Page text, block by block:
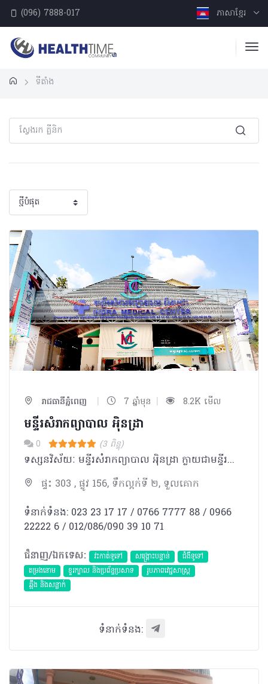
(096) 7888-017 ភាសាខ្មែរ
ទីតាំង
រាជធានីភ្នំពេញ | 7 ឆ្នាំមុន | 8.2K មើល
មន្ទីរសំរាកព្យាបាល អុិនដ្រា
0 (3 ពិន្ទុ)
ទស្សនវិស័យៈ មន្ទីរសំរាកព្យាបាល អុិនដ្រា ក្លាយជាមន្ទីរពេទ្យ ជំរើសដ៏ល្អបំផុត ប្រកបដោយទំនុកចិត្ត សំរាប់ប្រជាជនកម្ពុជា និងជនបរទេស។ បេសកកម្មៈ មន្ទីរសំរាកព្យាបាល អុិនដ្រា ខិតខំប្រឹងប្រែងដើម្បីផ្ដល់នូវ ការថែទាំនិងការព្យាបាល ដែលមានគុណភាពអន្តរជាតិ ដោយក្រុម គ្រូពេទ្យជំនាញ ជាមួយសេវាកម្មល្អឥតខ្ចោះ សម្រាប់បំពេញសេចក្តីត្រូវការរបស់អតិថិជន ។ ការប្តេជ្ញាចិត្តរបស់យើងមានដូចខាងក្រោម: - ផ្ដល់នូវសេវាវេជ្ជសាស្រ្តដែលមានគុណភាពខ្ពស់ដោយគោរពបានតាមបទដ្ឋានអន្តរជាតិ។ -ប្រកាន់ខ្ជាប់នូវតម្លៃនិងក្រមសីលធម៍ វេជ្ជសាស្ត្រ និងសិល្បៈនៃការព្យាបាល ប្រើប្រាស់នូវបច្ចេកវិទ្យាខ្ពស់បំផុត រួមជាមួយនិងឧបករណ៍វេជ្ជសាស្រ្ត ទំនើបទាន់សម័យ។ -អភិវឌ្ឍន៍ចំណេះដឹងវេជ្ជសាស្ត្របន្ថែមដោយការចូលរួមវគ្គបណ្តុះបណ្តាលវេជ្ជសាស្រ្តបន្ត និងការចូលលរួម សិក្ខាសាលា ឬសន្និសិទក្នុងតំបន់ និងអន្ដរជាតិ។ -លើកតម្កើងនិងកែលំអរគុណភាពនៃជីវិតនិងការថែទាំដល់អ្នកជំងឺរបស់យើងនៅទូទាំងប្រទេសកម្ពុជា។
ផ្ទះ 303 , ផ្លូវ 156, ទឹកល្អក់ទី ២, ទួលគោក
ទំនាក់ទំនង: 023 23 17 17 / 0766 7777 88 / 0966
22222 6 / 012/086/090 39 10 71
ជំនាញ/ឯកទេស:
វះកាត់ទូទៅ សង្គ្រោះបន្ទាន់
ជំងឺទូទៅ
តម្រងនោម
ខួរក្បាល និងប្រព័ន្ធប្រសាទ
​រូបភាពវេជ្ជសាស្រ្ត
ឆ្អឹង និងសន្លាក់
ទំនាក់ទំនង: